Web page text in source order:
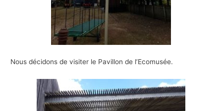
Nous décidons de visiter le Pavillon de l’Ecomusée.